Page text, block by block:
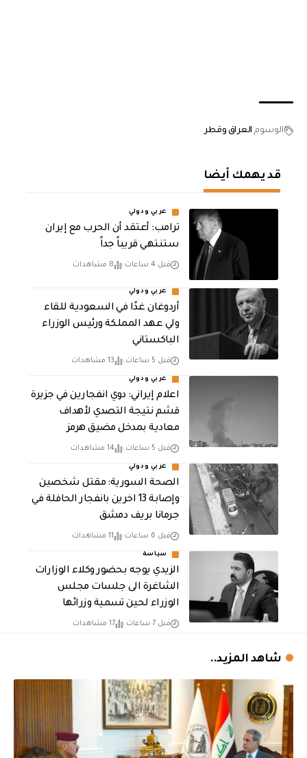
الوسوم العراق وقطر
قد يهمك أيضا
عربي ودولي
‏ترامب: أعتقد أن الحرب مع إيران
ستنتهي قريباً جداً
قبل 4 ساعات 8 مشاهدات
عربي ودولي
أردوغان غدًا في السعودية للقاء
ولي عهد المملكة ورئيس الوزراء
الباكستاني
قبل 5 ساعات 13 مشاهدات
عربي ودولي
اعلام إيراني: دوي انفجارين في جزيرة
قشم نتيجة التصدي لأهداف
معادية بمدخل مضيق هرمز
قبل 5 ساعات 14 مشاهدات
عربي ودولي
الصحة السورية: مقتل شخصين
وإصابة 13 اخرين بانفجار الحافلة في
جرمانا بريف دمشق
قبل 6 ساعات 11 مشاهدات
سياسة
الزيدي يوجه بحضور وكلاء الوزارات
الشاغرة الى جلسات مجلس
الوزراء لحين تسمية وزرائها
قبل 7 ساعات 17 مشاهدات
شاهد المزيد..